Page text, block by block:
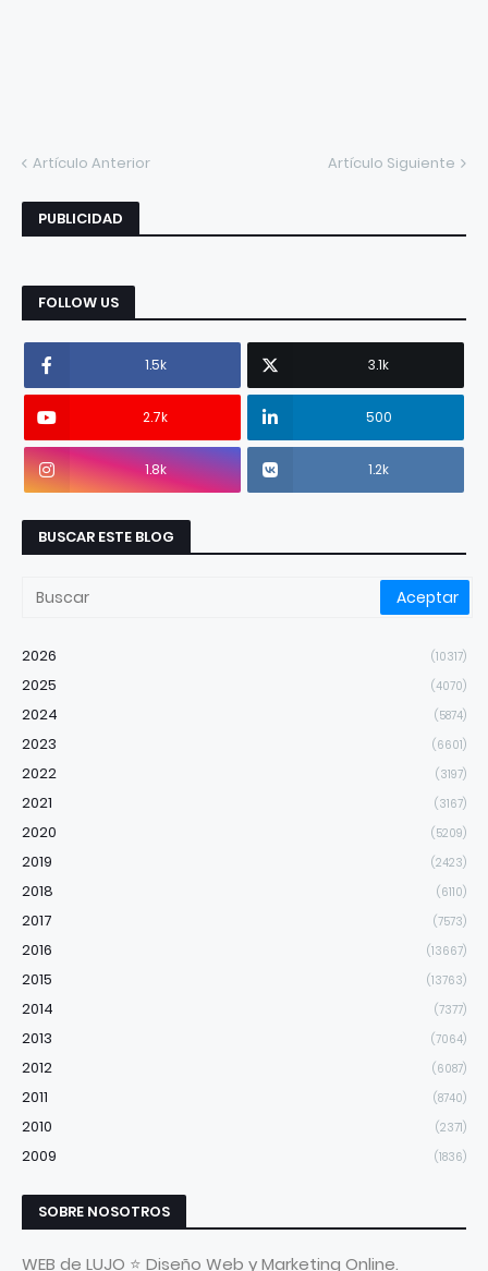
Artículo Anterior Artículo Siguiente
PUBLICIDAD
FOLLOW US
1.5k 3.1k
2.7k 500
1.8k 1.2k
BUSCAR ESTE BLOG
2026 (10317)
2025 (4070)
2024 (5874)
2023 (6601)
2022 (3197)
2021 (3167)
2020 (5209)
2019 (2423)
2018 (6110)
2017 (7573)
2016 (13667)
2015 (13763)
2014 (7377)
2013 (7064)
2012 (6087)
2011 (8740)
2010 (2371)
2009 (1836)
SOBRE NOSOTROS
WEB de LUJO ⭐ Diseño Web y Marketing Online.